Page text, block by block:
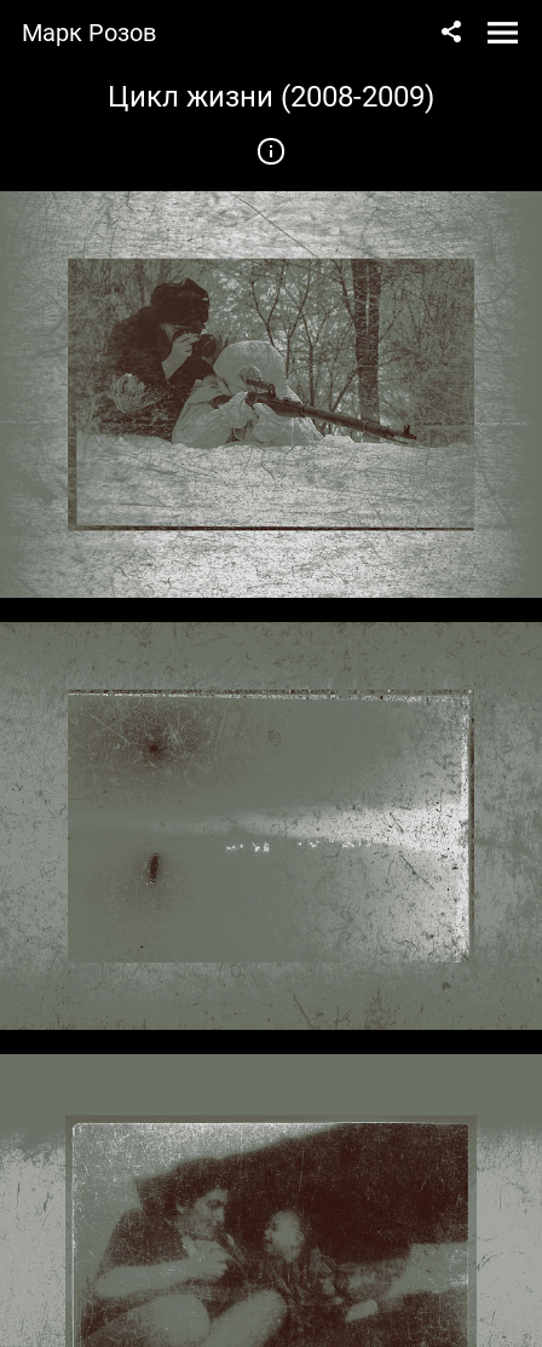
Марк Розов
Цикл жизни (2008-2009)